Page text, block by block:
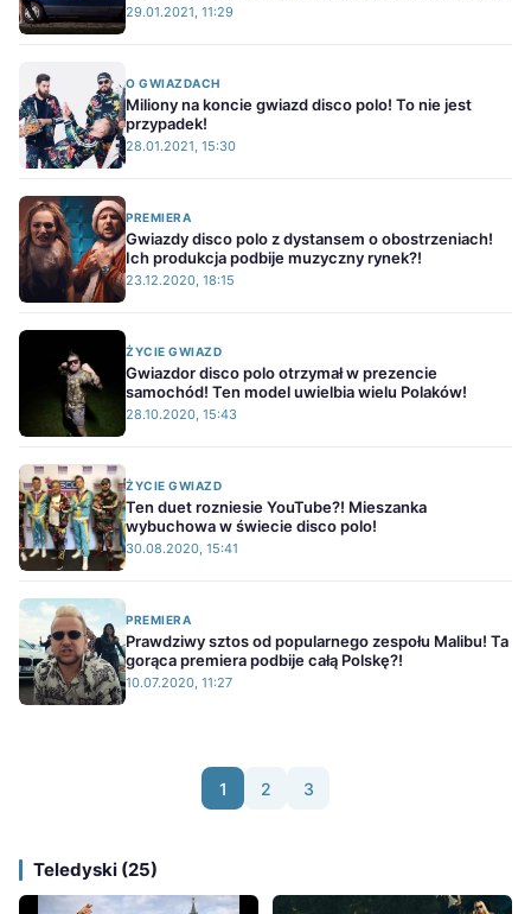
29.01.2021, 11:29
O GWIAZDACH
Miliony na koncie gwiazd disco polo! To nie jest
przypadek!
28.01.2021, 15:30
PREMIERA
Gwiazdy disco polo z dystansem o obostrzeniach!
Ich produkcja podbije muzyczny rynek?!
23.12.2020, 18:15
ŻYCIE GWIAZD
Gwiazdor disco polo otrzymał w prezencie
samochód! Ten model uwielbia wielu Polaków!
28.10.2020, 15:43
ŻYCIE GWIAZD
Ten duet rozniesie YouTube?! Mieszanka
wybuchowa w świecie disco polo!
30.08.2020, 15:41
PREMIERA
Prawdziwy sztos od popularnego zespołu Malibu! Ta
gorąca premiera podbije całą Polskę?!
10.07.2020, 11:27
1 2 3
Teledyski (25)